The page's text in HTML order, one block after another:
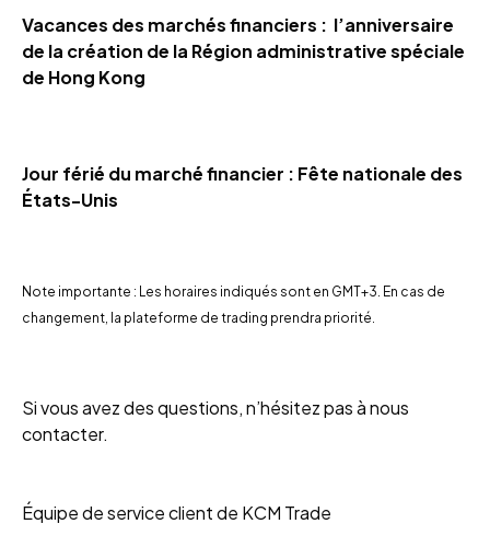
Vacances des marchés financiers : l’anniversaire
de la création de la Région administrative spéciale
de Hong Kong
Jour férié du marché financier : Fête nationale des
États-Unis
Note importante : Les horaires indiqués sont en GMT+3. En cas de
changement, la plateforme de trading prendra priorité.
Si vous avez des questions, n’hésitez pas à nous
contacter.
Équipe de service client de KCM Trade